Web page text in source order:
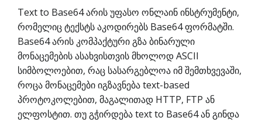
Text to Base64 არის უფასო ონლაინ ინსტრუმენტი,
რომელიც ტექსტს აკოდირებს Base64 ფორმატში.
Base64 არის კომპაქტური გზა ბინარული
მონაცემების ასახვისთვის მხოლოდ ASCII
სიმბოლოებით, რაც სასარგებლოა იმ შემთხვევაში,
როცა მონაცემები იგზავნება text-based
პროტოკოლებით, მაგალითად HTTP, FTP ან
ელფოსტით. თუ გჭირდება text to Base64 ან გინდა